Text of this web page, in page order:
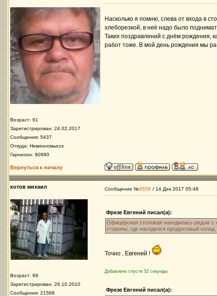
Возраст: 61
Зарегистрирован: 24.02.2017
Сообщения: 5437
Откуда: Невинномысск
Гарнизон: 80990
Насколько я помню, слева от входа в
хлеборезкой, в неё надо было
Таких поздравлений с днём рождения,
работ тоже. В мой день рождения мы
Вернуться к началу
котов михаил
Возраст: 69
Зарегистрирован: 26.10.2010
Сообщения: 21568
Сообщение №4559 / 14 Дек 2017 05:48
Фрезе Евгений писал(а):
Офицерская столовая находилась рядом с
стороны, где находился продуктовый склад.
Точно , Евгений !
Добавлено спустя 52 секунды:
Фрезе Евгений писал(а):